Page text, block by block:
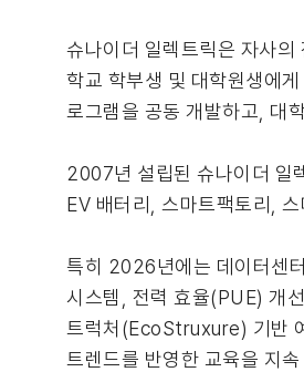
슈나이더 일렉트릭은 자사
학교 학부생 및 대학원생에
로그램을 공동 개발하고, 대
2007년 설립된 슈나이더 일
EV 배터리, 스마트팩토리,
특히 2026년에는 데이터센
시스템, 전력 효율(PUE) 개
트럭처(EcoStruxure) 기반
트렌드를 반영한 교육을 지